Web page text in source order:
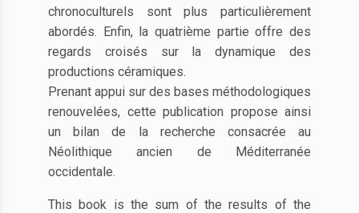
chronoculturels sont plus particulièrement
abordés. Enfin, la quatrième partie offre des
regards croisés sur la dynamique des
productions céramiques.
Prenant appui sur des bases méthodologiques
renouvelées, cette publication propose ainsi
un bilan de la recherche consacrée au
Néolithique ancien de Méditerranée
occidentale.
This book is the sum of the results of the